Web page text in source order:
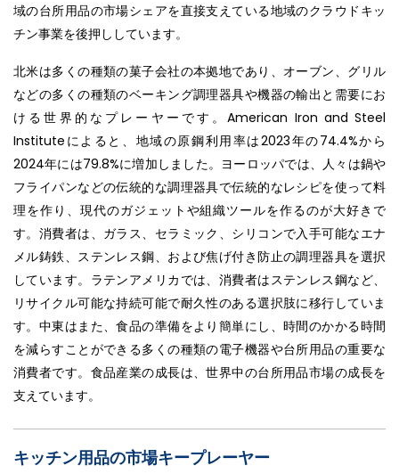
域の台所用品の市場シェアを直接支えている地域のクラウドキッ
チン事業を後押ししています。
北米は多くの種類の菓子会社の本拠地であり、オーブン、グリル
などの多くの種類のベーキング調理器具や機器の輸出と需要にお
ける世界的なプレーヤーです。American Iron and Steel
Instituteによると、地域の原鋼利用率は2023年の74.4%から
2024年には79.8%に増加しました。ヨーロッパでは、人々は鍋や
フライパンなどの伝統的な調理器具で伝統的なレシピを使って料
理を作り、現代のガジェットや組織ツールを作るのが大好きで
す。消費者は、ガラス、セラミック、シリコンで入手可能なエナ
メル鋳鉄、ステンレス鋼、および焦げ付き防止の調理器具を選択
しています。ラテンアメリカでは、消費者はステンレス鋼など、
リサイクル可能な持続可能で耐久性のある選択肢に移行していま
す。中東はまた、食品の準備をより簡単にし、時間のかかる時間
を減らすことができる多くの種類の電子機器や台所用品の重要な
消費者です。食品産業の成長は、世界中の台所用品市場の成長を
支えています。
キッチン用品の市場キープレーヤー